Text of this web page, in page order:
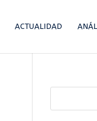
ACTUALIDAD